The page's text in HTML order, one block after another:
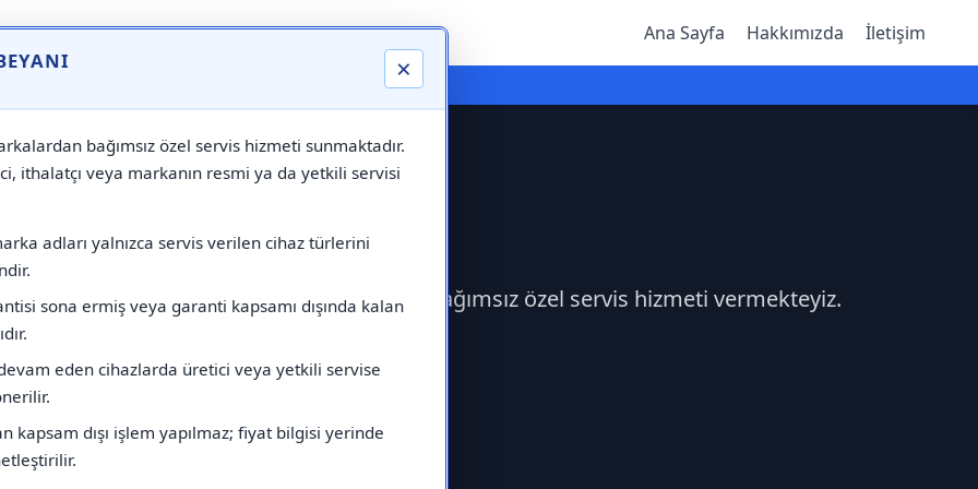
×
bağımsız özel servis hizmeti sunmaktadır.
ithalatçı veya markanın resmi ya da yetkili servisi
adları yalnızca servis verilen cihaz türlerini
sona ermiş veya garanti kapsamı dışında kalan
eden cihazlarda üretici veya yetkili servise
kapsam dışı işlem yapılmaz; fiyat bilgisi yerinde
Ana Sayfa Hakkımızda İletişim
⚠️ Markadan Bağımsız "Özel Servis" Hizmeti
Maytag Servisi çağırabilirsiniz.Markadan bağımsız özel servis hizmeti vermekteyiz.